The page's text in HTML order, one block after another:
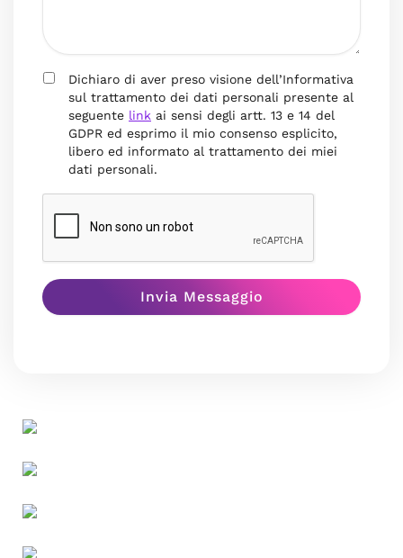
Dichiaro di aver preso visione dell’Informativa
sul trattamento dei dati personali presente al
seguente link ai sensi degli artt. 13 e 14 del
GDPR ed esprimo il mio consenso esplicito,
libero ed informato al trattamento dei miei
dati personali.